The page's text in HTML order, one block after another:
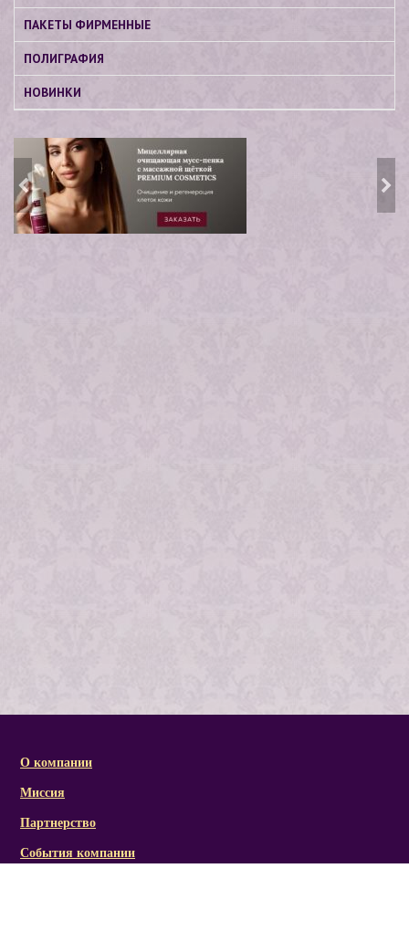
ПАКЕТЫ ФИРМЕННЫЕ
ПОЛИГРАФИЯ
НОВИНКИ
О компании
Миссия
Партнерство
События компании